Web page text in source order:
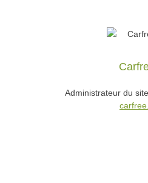
Administrateur du